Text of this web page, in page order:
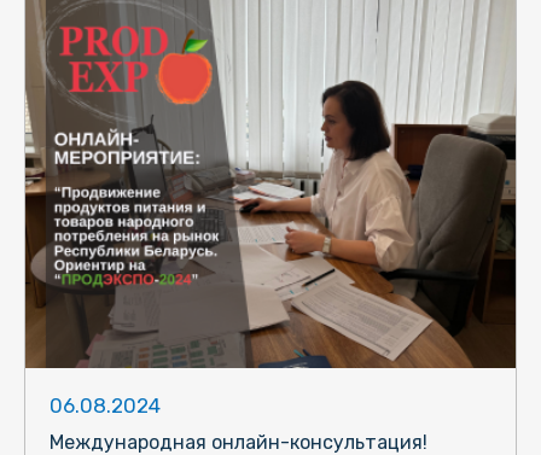
06.08.2024
Международная онлайн-консультация!